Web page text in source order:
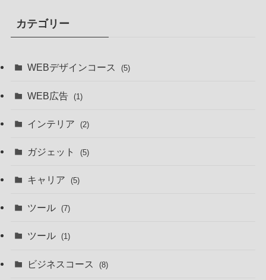
カテゴリー
WEBデザインコース (5)
WEB広告 (1)
インテリア (2)
ガジェット (5)
キャリア (5)
ツール (7)
ツール (1)
ビジネスコース (8)